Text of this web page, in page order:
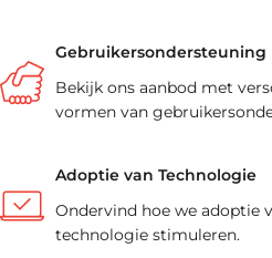
Gebruikersondersteuning
Bekijk ons aanbod met
vormen van
Adoptie van Technologie
Ondervind hoe we adoptie
technologie stimuleren.